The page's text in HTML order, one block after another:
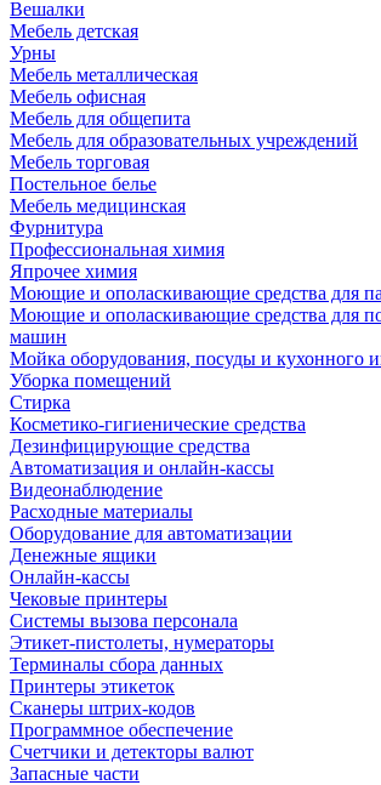
Вешалки
Мебель детская
Урны
Мебель металлическая
Мебель офисная
Мебель для общепита
Мебель для образовательных учреждений
Мебель торговая
Постельное белье
Мебель медицинская
Фурнитура
Профессиональная химия
Япрочее химия
Моющие и ополаскивающие средства для
Моющие и ополаскивающие средства для
машин
Мойка оборудования, посуды и кухонного
Уборка помещений
Стирка
Косметико-гигиенические средства
Дезинфицирующие средства
Автоматизация и онлайн-кассы
Видеонаблюдение
Расходные материалы
Оборудование для автоматизации
Денежные ящики
Онлайн-кассы
Чековые принтеры
Системы вызова персонала
Этикет-пистолеты, нумераторы
Терминалы сбора данных
Принтеры этикеток
Сканеры штрих-кодов
Программное обеспечение
Счетчики и детекторы валют
Запасные части